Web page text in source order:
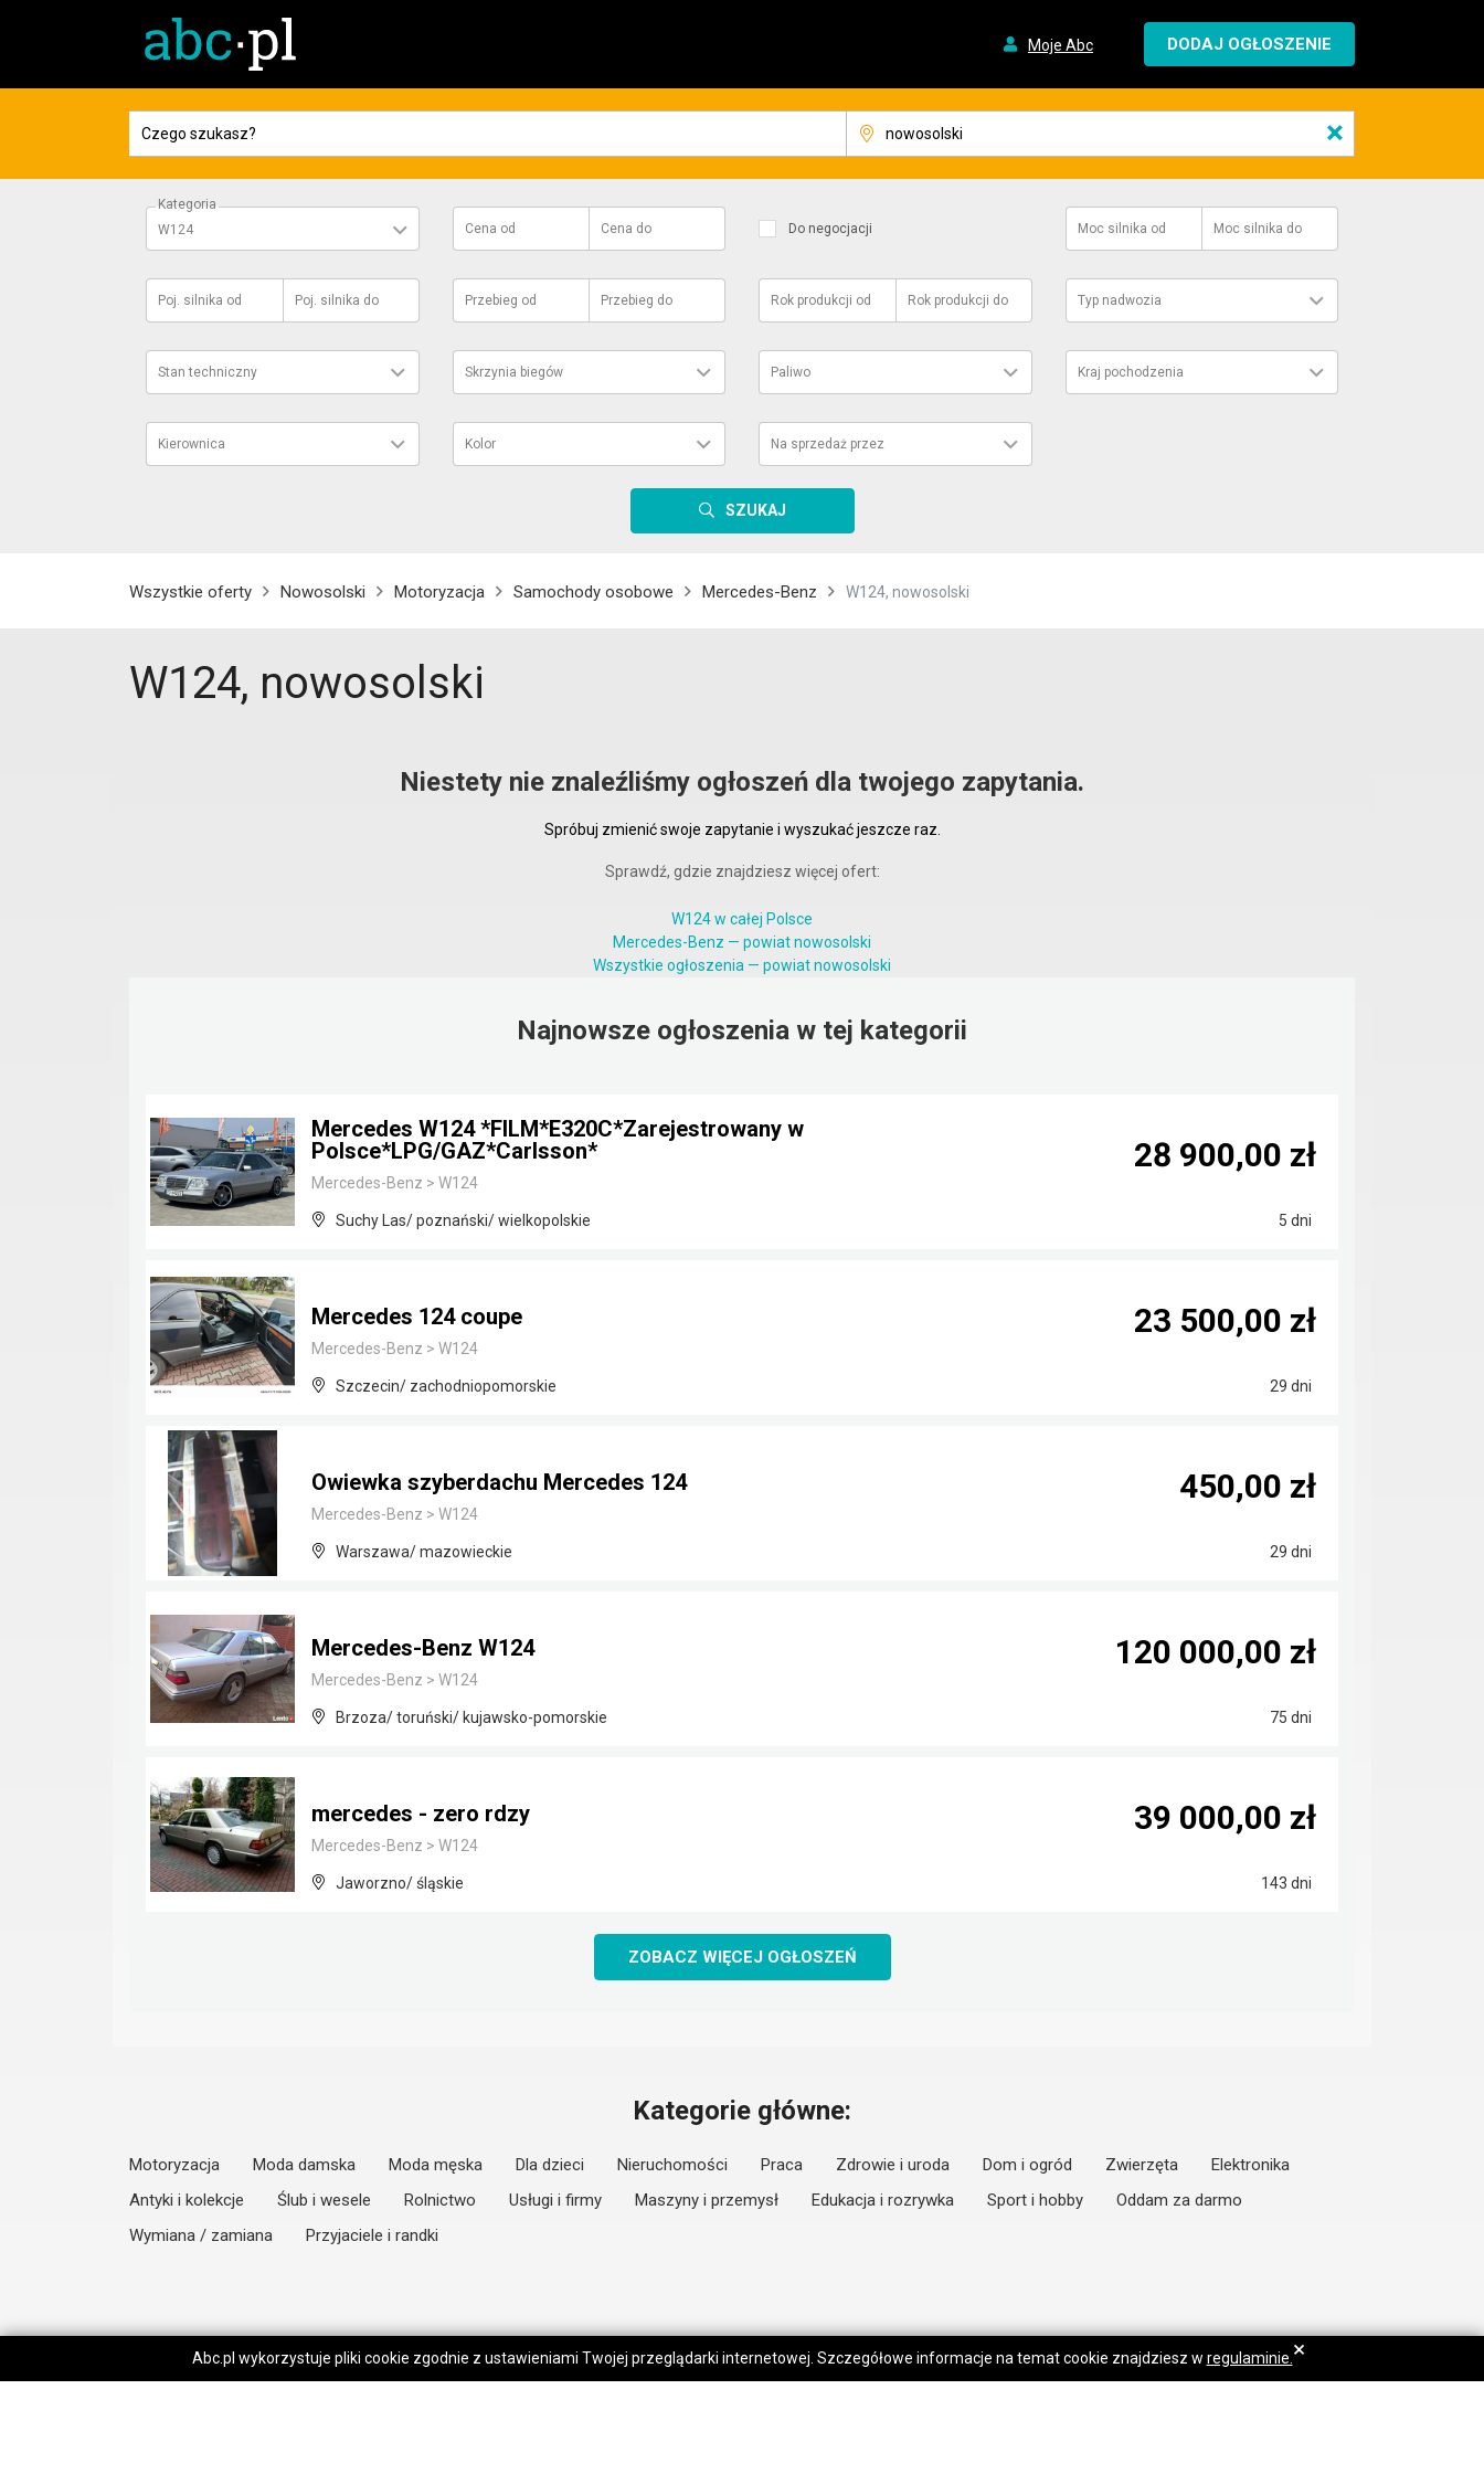
Moje Abc DODAJ OGŁOSZENIE
×
Kategoria
W124
Cena od Cena do Do negocjacji Moc silnika od Moc silnika do
Poj. silnika od Poj. silnika do Przebieg od Przebieg do Rok produkcji od Rok produkcji do Typ nadwozia
Stan techniczny Skrzynia biegów Paliwo Kraj pochodzenia
Kierownica Kolor Na sprzedaż przez
SZUKAJ
Wszystkie oferty Nowosolski Motoryzacja Samochody osobowe Mercedes-Benz W124, nowosolski
W124, nowosolski
Niestety nie znaleźliśmy ogłoszeń dla twojego zapytania.
Spróbuj zmienić swoje zapytanie i wyszukać jeszcze raz.
Sprawdź, gdzie znajdziesz więcej ofert:
W124 w całej Polsce
Mercedes-Benz — powiat nowosolski
Wszystkie ogłoszenia — powiat nowosolski
Najnowsze ogłoszenia w tej kategorii
Mercedes W124 *FILM*E320C*Zarejestrowany w
Polsce*LPG/GAZ*Carlsson*
Mercedes-Benz > W124
Suchy Las/ poznański/ wielkopolskie 5 dni
28 900,00 zł
Mercedes 124 coupe
Mercedes-Benz > W124
Szczecin/ zachodniopomorskie 29 dni
23 500,00 zł
Owiewka szyberdachu Mercedes 124
Mercedes-Benz > W124
Warszawa/ mazowieckie 29 dni
450,00 zł
Mercedes-Benz W124
Mercedes-Benz > W124
Brzoza/ toruński/ kujawsko-pomorskie 75 dni
120 000,00 zł
mercedes - zero rdzy
Mercedes-Benz > W124
Jaworzno/ śląskie 143 dni
39 000,00 zł
ZOBACZ WIĘCEJ OGŁOSZEŃ
Kategorie główne:
Motoryzacja Moda damska Moda męska Dla dzieci Nieruchomości Praca Zdrowie i uroda Dom i ogród Zwierzęta
Elektronika
Antyki i kolekcje
Ślub i wesele Rolnictwo Usługi i firmy Maszyny i przemysł Edukacja i rozrywka Sport i hobby
Oddam za darmo
Wymiana / zamiana
Przyjaciele i randki
Abc.pl wykorzystuje pliki cookie zgodnie z ustawieniami Twojej przeglądarki internetowej. Szczegółowe informacje na temat cookie znajdziesz w regulaminie. ×